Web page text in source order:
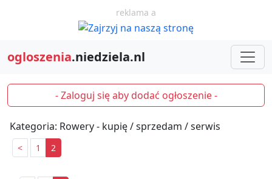
reklama a
ogloszenia.niedziela.nl
- Zaloguj się aby dodać ogłoszenie -
Kategoria: Rowery - kupię / sprzedam / serwis
< 1 2